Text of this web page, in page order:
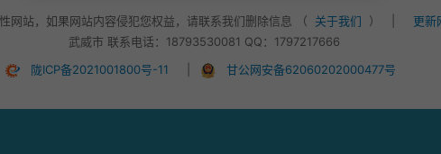
网站，如果网站内容侵犯您权益，请联系我们删除信息 （ 关于我们 ）
更新
武威市 联系电话：18793530081 QQ：1797217666
陇ICP备2021001800号-11
甘公网安备62060202000477号